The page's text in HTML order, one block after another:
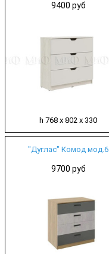
9400 руб
h 768 х 802 х 330
"Дуглас" Комод мод.6
9700 руб